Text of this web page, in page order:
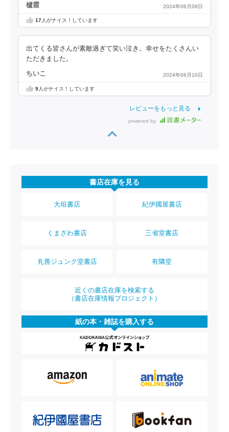
櫨霞 2024年06月06日
17人がナイス！しています
出てくる皆さんが素敵過ぎて笑い泣き。幸せをたくさんい
ただきました。
ちいこ 2024年06月10日
9人がナイス！しています
レビューをもっと見る
powered by
書店在庫を見る
大垣書店 紀伊國屋書店
くまざわ書店 三省堂書店
丸善ジュンク堂書店 有隣堂
近くの書店在庫を検索する
（書店在庫情報プロジェクト）
紙の本・雑誌を購入する